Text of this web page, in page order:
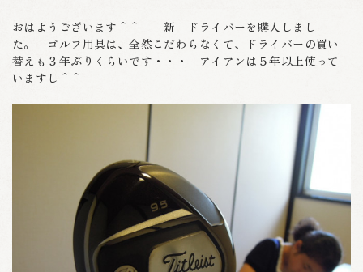
おはようございます＾＾ 新 ドライバーを購入しまし
た。 ゴルフ用具は、全然こだわらなくて、ドライバーの買い
替えも３年ぶりくらいです・・・ アイアンは５年以上使って
いますし＾＾